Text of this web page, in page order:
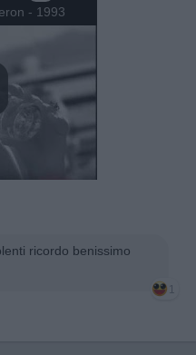
- 1993
ricordo benissimo
1